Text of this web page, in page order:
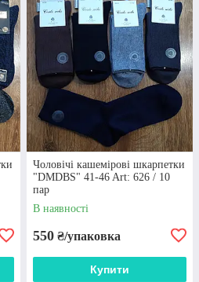
Чоловічі кашемірові шкарпетки
"DMDBS" 41-46 Art: 626 / 10
пар
В наявності
550 ₴/упаковка
Купити